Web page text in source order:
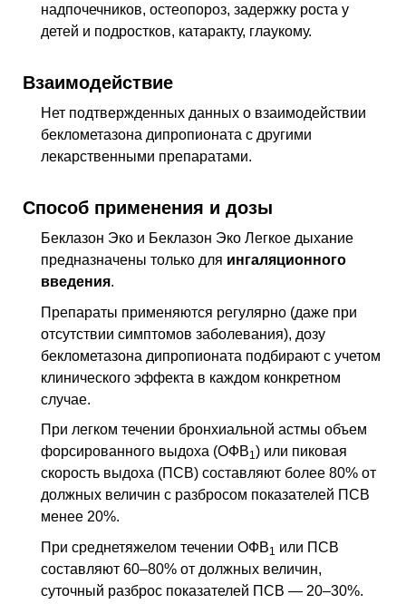
надпочечников, остеопороз, задержку роста у
детей и подростков, катаракту, глаукому.
Взаимодействие
Нет подтвержденных данных о взаимодействии
беклометазона дипропионата с другими
лекарственными препаратами.
Способ применения и дозы
Беклазон Эко и Беклазон Эко Легкое дыхание
предназначены только для ингаляционного
введения.
Препараты применяются регулярно (даже при
отсутствии симптомов заболевания), дозу
беклометазона дипропионата подбирают с учетом
клинического эффекта в каждом конкретном
случае.
При легком течении бронхиальной астмы объем
форсированного выдоха (ОФВ1) или пиковая
скорость выдоха (ПСВ) составляют более 80% от
должных величин с разбросом показателей ПСВ
менее 20%.
При среднетяжелом течении ОФВ1 или ПСВ
составляют 60–80% от должных величин,
суточный разброс показателей ПСВ — 20–30%.